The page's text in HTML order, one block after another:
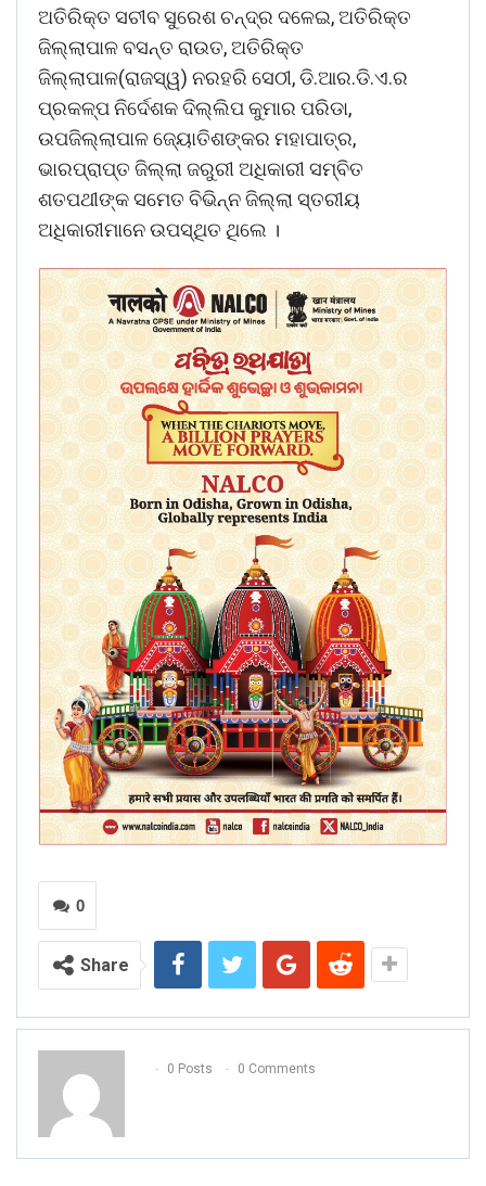
ଅତିରିକ୍ତ ସଚୀବ ସୁରେଶ ଚନ୍ଦ୍ର ଦଳେଇ, ଅତିରିକ୍ତ
ଜିଲ୍ଲାପାଳ ବସନ୍ତ ରାଉତ, ଅତିରିକ୍ତ
ଜିଲ୍ଲାପାଳ(ରାଜସ୍ୱ) ନରହରି ସେଠୀ, ଡି.ଆର.ଡି.ଏ.ର
ପ୍ରକଳ୍ପ ନିର୍ଦେଶକ ଦିଲ୍ଲିପ କୁମାର ପରିଡା,
ଉପଜିଲ୍ଲାପାଳ ଜ୍ୟୋତିଶଙ୍କର ମହାପାତ୍ର,
ଭାରପ୍ରାପ୍ତ ଜିଲ୍ଲା ଜରୁରୀ ଅଧିକାରୀ ସମ୍ବିତ
ଶତପଥୀଙ୍କ ସମେତ ବିଭିନ୍ନ ଜିଲ୍ଲା ସ୍ତରୀୟ
ଅଧିକାରୀମାନେ ଉପସ୍ଥିତ ଥିଲେ ।
0
Share
0 Posts 0 Comments